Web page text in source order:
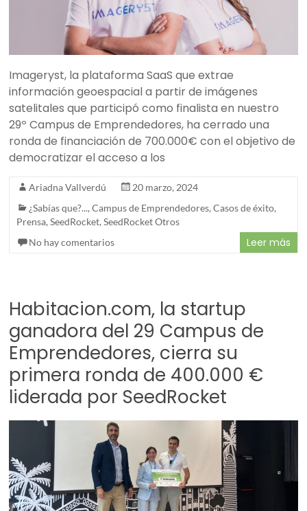
Imageryst, la plataforma SaaS que extrae
información geoespacial a partir de imágenes
satelitales que participó como finalista en nuestro
29º Campus de Emprendedores, ha cerrado una
ronda de financiación de 700.000€ con el objetivo de
democratizar el acceso a los
Ariadna Vallverdú
20 marzo, 2024
¿Sabías que?...,Campus de Emprendedores,Casos de éxito,
Prensa,SeedRocket,SeedRocket Otros
No hay comentarios
Leer más
Habitacion.com, la startup
ganadora del 29 Campus de
Emprendedores, cierra su
primera ronda de 400.000 €
liderada por SeedRocket